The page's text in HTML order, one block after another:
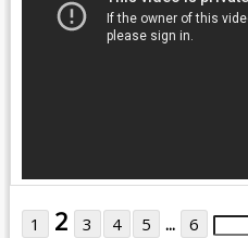
1 2 3 4 5 ... 6